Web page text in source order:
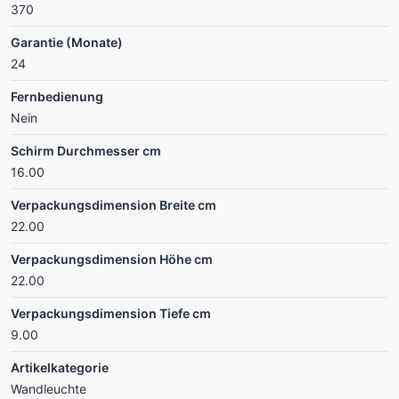
370
Garantie (Monate)
24
Fernbedienung
Nein
Schirm Durchmesser cm
16.00
Verpackungsdimension Breite cm
22.00
Verpackungsdimension Höhe cm
22.00
Verpackungsdimension Tiefe cm
9.00
Artikelkategorie
Wandleuchte